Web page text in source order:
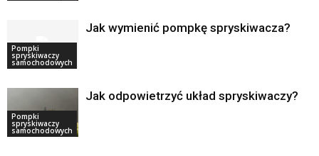
Pompki
spryskiwaczy
samochodowych
Jak wymienić pompkę spryskiwacza?
Pompki
spryskiwaczy
samochodowych
Jak odpowietrzyć układ spryskiwaczy?